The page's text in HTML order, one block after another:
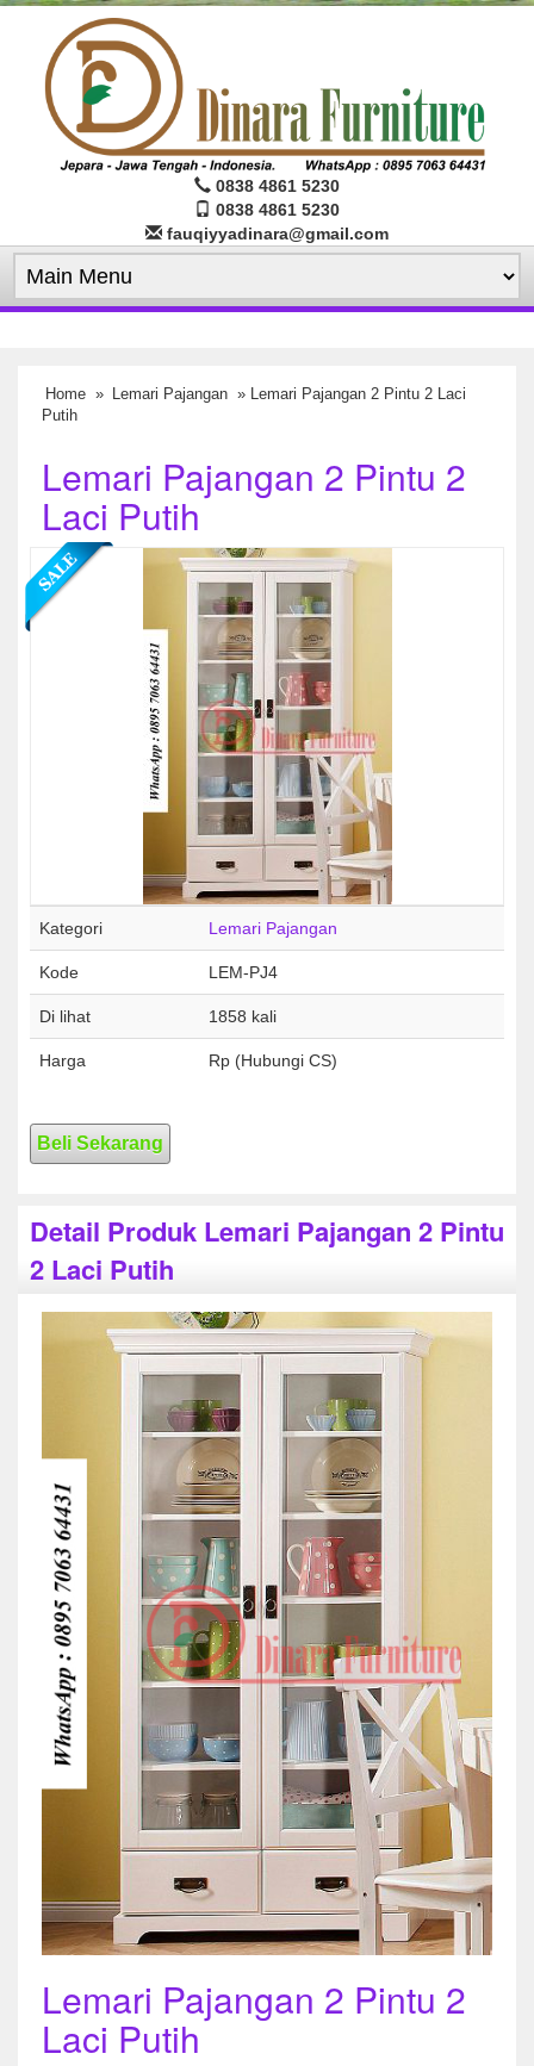
0838 4861 5230
0838 4861 5230
fauqiyyadinara@gmail.com
Home » Lemari Pajangan » Lemari Pajangan 2 Pintu 2 Laci
Putih
Lemari Pajangan 2 Pintu 2
Laci Putih
Kategori Lemari Pajangan
Kode LEM-PJ4
Di lihat 1858 kali
Harga Rp (Hubungi CS)
Beli Sekarang
Detail Produk Lemari Pajangan 2 Pintu
2 Laci Putih
Lemari Pajangan 2 Pintu 2
Laci Putih